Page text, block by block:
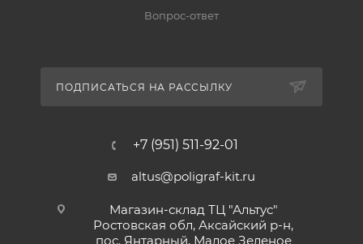
Вопрос-ответ
ПОДПИСАТЬСЯ НА РАССЫЛКУ
+7 (951) 511-92-01
altus@poligraf-kit.ru
Магазин-склад ТЦ "Альтус"
Ростовская обл, Аксайский р-н,
пос. Янтарный, Малое Зеленое